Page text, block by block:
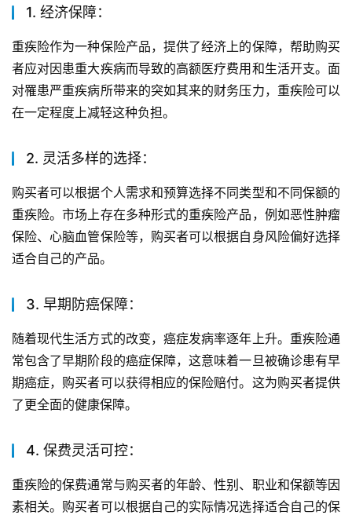
1. 经济保障：
重疾险作为一种保险产品，提供了经济上的保障，帮助购买
者应对因患重大疾病而导致的高额医疗费用和生活开支。面
对罹患严重疾病所带来的突如其来的财务压力，重疾险可以
在一定程度上减轻这种负担。
2. 灵活多样的选择：
购买者可以根据个人需求和预算选择不同类型和不同保额的
重疾险。市场上存在多种形式的重疾险产品，例如恶性肿瘤
保险、心脑血管保险等，购买者可以根据自身风险偏好选择
适合自己的产品。
3. 早期防癌保障：
随着现代生活方式的改变，癌症发病率逐年上升。重疾险通
常包含了早期阶段的癌症保障，这意味着一旦被确诊患有早
期癌症，购买者可以获得相应的保险赔付。这为购买者提供
了更全面的健康保障。
4. 保费灵活可控：
重疾险的保费通常与购买者的年龄、性别、职业和保额等因
素相关。购买者可以根据自己的实际情况选择适合自己的保